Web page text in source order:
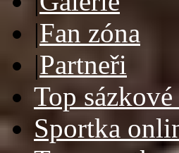
|Fan zóna
|Partneři
Top
Sportka